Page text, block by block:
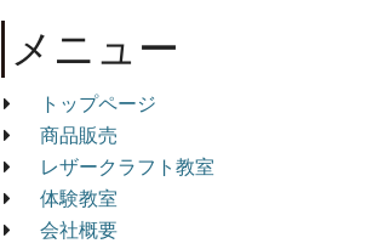
メニュー
トップページ
商品販売
レザークラフト教室
体験教室
会社概要